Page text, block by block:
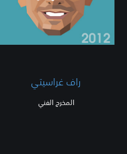
راف غراسيتي
المخرج الفني